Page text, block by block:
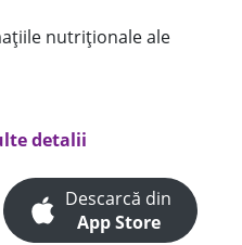
nutriționale ale
detalii
Descarcă din
App Store